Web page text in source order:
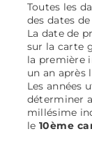
Toutes les
des dates
La date de
sur la carte
la première
un an après
Les années
déterminer
millésime
le 10ème